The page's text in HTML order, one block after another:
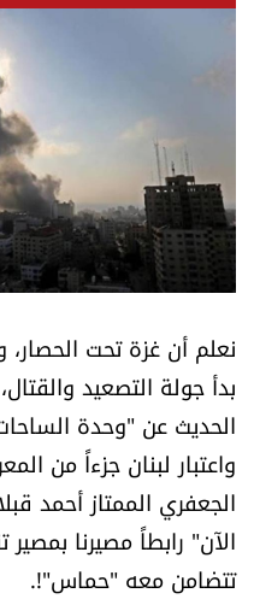
متفرقات
نداء القرّاء
خاص الموقع
كتّابنا
تحت المجهر
آراء
اقتصاد
نعلم أن غزة تحت الحصار،
بدأ جولة التصعيد
الحديث عن "وحدة
واعتبار لبنان جزءاً من
الجعفري الممتاز أحمد
الآن" رابطاً مصيرنا
تتضامن معه "حماس"!.